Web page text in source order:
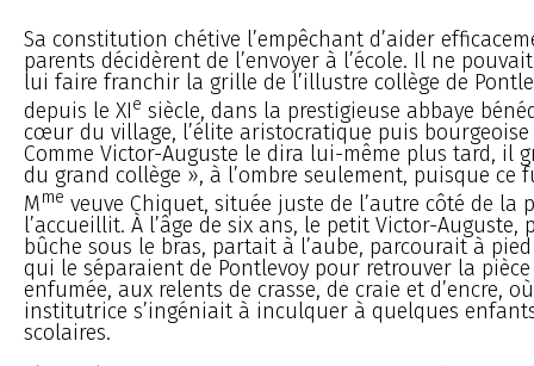
Sa constitution chétive l’empêchant d’aider
parents décidèrent de l’envoyer à l’école. Il ne
lui faire franchir la grille de l’illustre collège de
depuis le XIe siècle, dans la prestigieuse abbaye
cœur du village, l’élite aristocratique puis bourgeoise
Comme Victor-Auguste le dira lui-même plus tard, il
du grand collège », à l’ombre seulement, puisque ce
Mme veuve Chiquet, située juste de l’autre côté de la
l’accueillit. À l’âge de six ans, le petit Victor-Auguste,
bûche sous le bras, partait à l’aube, parcourait à
qui le séparaient de Pontlevoy pour retrouver la
enfumée, aux relents de crasse, de craie et d’encre,
institutrice s’ingéniait à inculquer à quelques
scolaires.